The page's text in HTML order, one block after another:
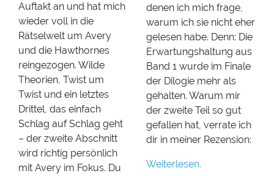
Auftakt an und hat mich
wieder voll in die
Rätselwelt um Avery
und die Hawthornes
reingezogen. Wilde
Theorien, Twist um
Twist und ein letztes
Drittel, das einfach
Schlag auf Schlag geht
– der zweite Abschnitt
wird richtig persönlich
mit Avery im Fokus. Du
denen ich mich frage,
warum ich sie nicht eher
gelesen habe. Denn: Die
Erwartungshaltung aus
Band 1 wurde im Finale
der Dilogie mehr als
gehalten. Warum mir
der zweite Teil so gut
gefallen hat, verrate ich
dir in meiner Rezension:
Weiterlesen.